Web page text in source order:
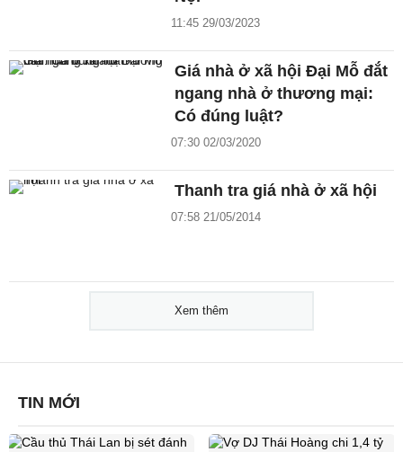
11:45 29/03/2023
Giá nhà ở xã hội Đại Mỗ đắt
ngang nhà ở thương mại:
Có đúng luật?
07:30 02/03/2020
Thanh tra giá nhà ở xã hội
07:58 21/05/2014
Xem thêm
TIN MỚI